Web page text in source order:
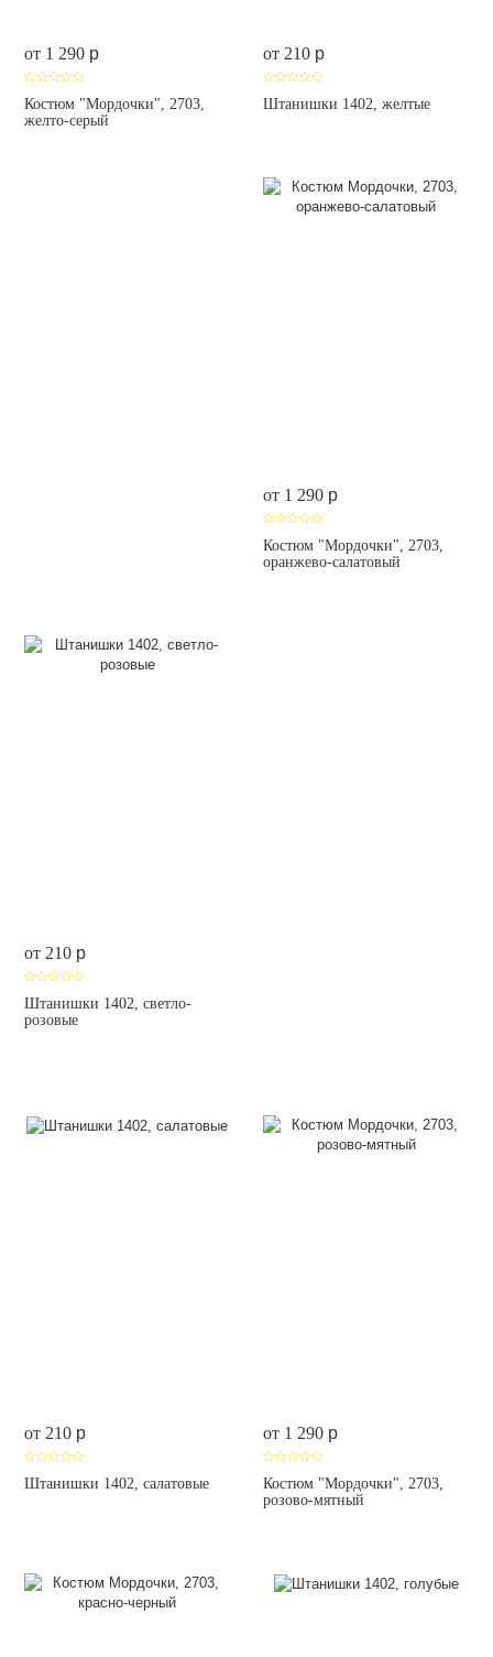
от 1 290 p
Костюм "Мордочки", 2703,
желто-серый
от 210 p
Штанишки 1402, желтые
от 1 290 p
Костюм "Мордочки", 2703,
оранжево-салатовый
от 210 p
Штанишки 1402, светло-
розовые
от 210 p
Штанишки 1402, салатовые
от 1 290 p
Костюм "Мордочки", 2703,
розово-мятный